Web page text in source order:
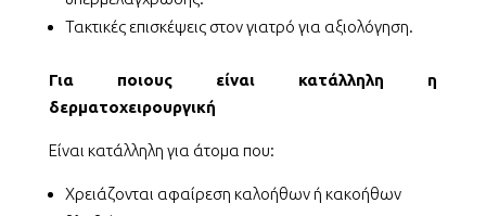
Τακτικές επισκέψεις στον γιατρό για αξιολόγηση.
Για ποιους είναι κατάλληλη η
δερματοχειρουργική
Είναι κατάλληλη για άτομα που:
Χρειάζονται αφαίρεση καλοήθων ή κακοήθων